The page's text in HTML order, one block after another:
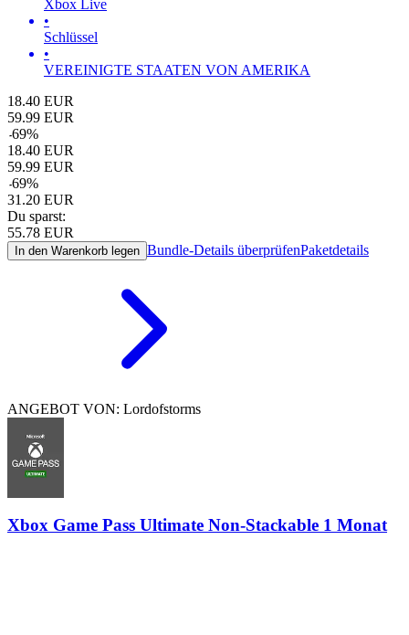
Xbox Live
•
Schlüssel
•
VEREINIGTE STAATEN VON AMERIKA
18.40 EUR
59.99 EUR
-69%
18.40 EUR
59.99 EUR
-69%
31.20 EUR
Du sparst:
55.78 EUR
In den Warenkorb legen Bundle-Details überprüfenPaketdetails
ANGEBOT VON: Lordofstorms
Xbox Game Pass Ultimate Non-Stackable 1 Monat